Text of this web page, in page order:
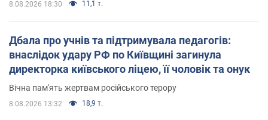
8.08.2026 18:30 11,1 т.
Дбала про учнів та підтримувала педагогів:
внаслідок удару РФ по Київщині загинула
директорка київського ліцею, її чоловік та онук
Вічна пам'ять жертвам російського терору
8.08.2026 13:32 18,9 т.